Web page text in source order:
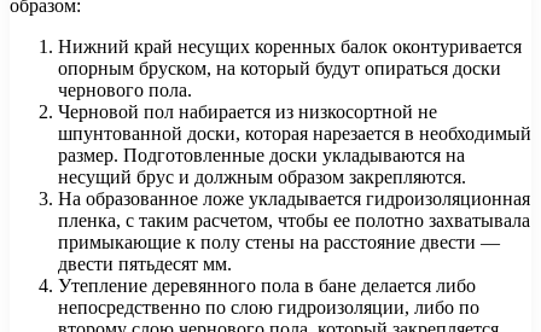
образом:
Нижний край несущих коренных балок оконтуривается
опорным бруском, на который будут опираться доски
чернового пола.
Черновой пол набирается из низкосортной не
шпунтованной доски, которая нарезается в необходимый
размер. Подготовленные доски укладываются на
несущий брус и должным образом закрепляются.
На образованное ложе укладывается гидроизоляционная
пленка, с таким расчетом, чтобы ее полотно захватывала
примыкающие к полу стены на расстояние двести —
двести пятьдесят мм.
Утепление деревянного пола в бане делается либо
непосредственно по слою гидроизоляции, либо по